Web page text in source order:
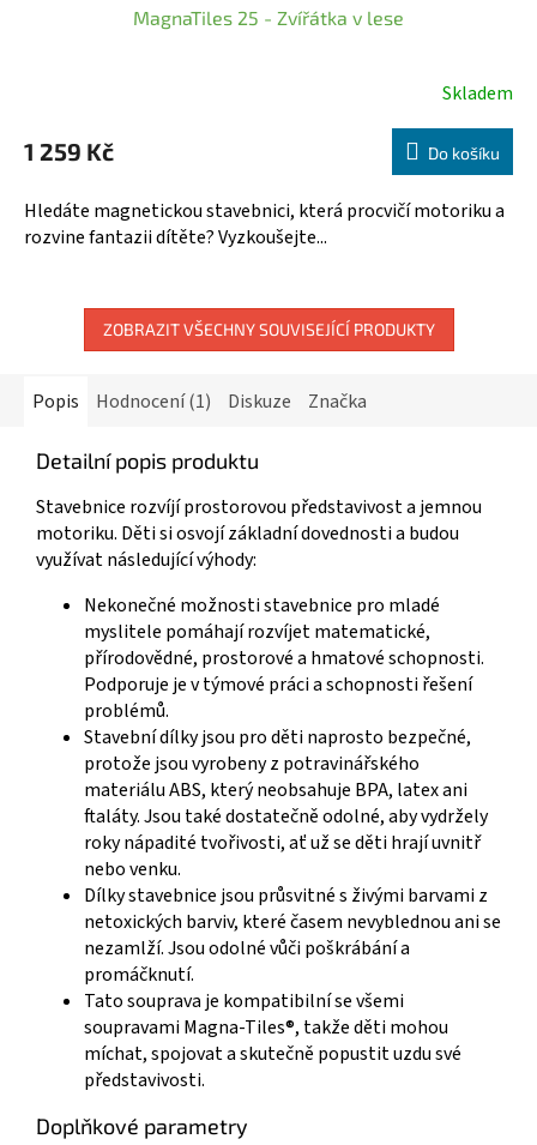
R
M
A
MagnaTiles 25 - Zvířátka v lese
produktu
5,0
z
Skladem
1 259 Kč Do košíku
Hledáte magnetickou stavebnici, která procvičí motoriku a
rozvine fantazii dítěte? Vyzkoušejte...
ZOBRAZIT VŠECHNY SOUVISEJÍCÍ PRODUKTY
Popis Hodnocení (1) Diskuze Značka
Detailní popis produktu
Stavebnice rozvíjí prostorovou představivost a jemnou
motoriku. Děti si osvojí základní dovednosti a budou
využívat následující výhody:
Nekonečné možnosti stavebnice pro mladé
myslitele pomáhají rozvíjet matematické,
přírodovědné, prostorové a hmatové schopnosti.
Podporuje je v týmové práci a schopnosti řešení
problémů.
Stavební dílky jsou pro děti naprosto bezpečné,
protože jsou vyrobeny z potravinářského
materiálu ABS, který neobsahuje BPA, latex ani
ftaláty. Jsou také dostatečně odolné, aby vydržely
roky nápadité tvořivosti, ať už se děti hrají uvnitř
nebo venku.
Dílky stavebnice jsou průsvitné s živými barvami z
netoxických barviv, které časem nevyblednou ani se
nezamlží. Jsou odolné vůči poškrábání a
promáčknutí.
Tato souprava je kompatibilní se všemi
soupravami Magna-Tiles®, takže děti mohou
míchat, spojovat a skutečně popustit uzdu své
představivosti.
Doplňkové parametry